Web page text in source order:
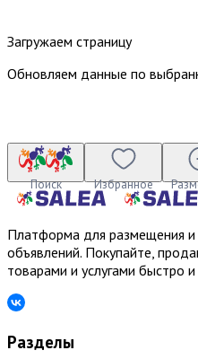
Загружаем страницу
Обновляем данные по
Поиск Избранное
Платформа для размещения и
объявлений. Покупайте,
товарами и услугами быстро
Разделы